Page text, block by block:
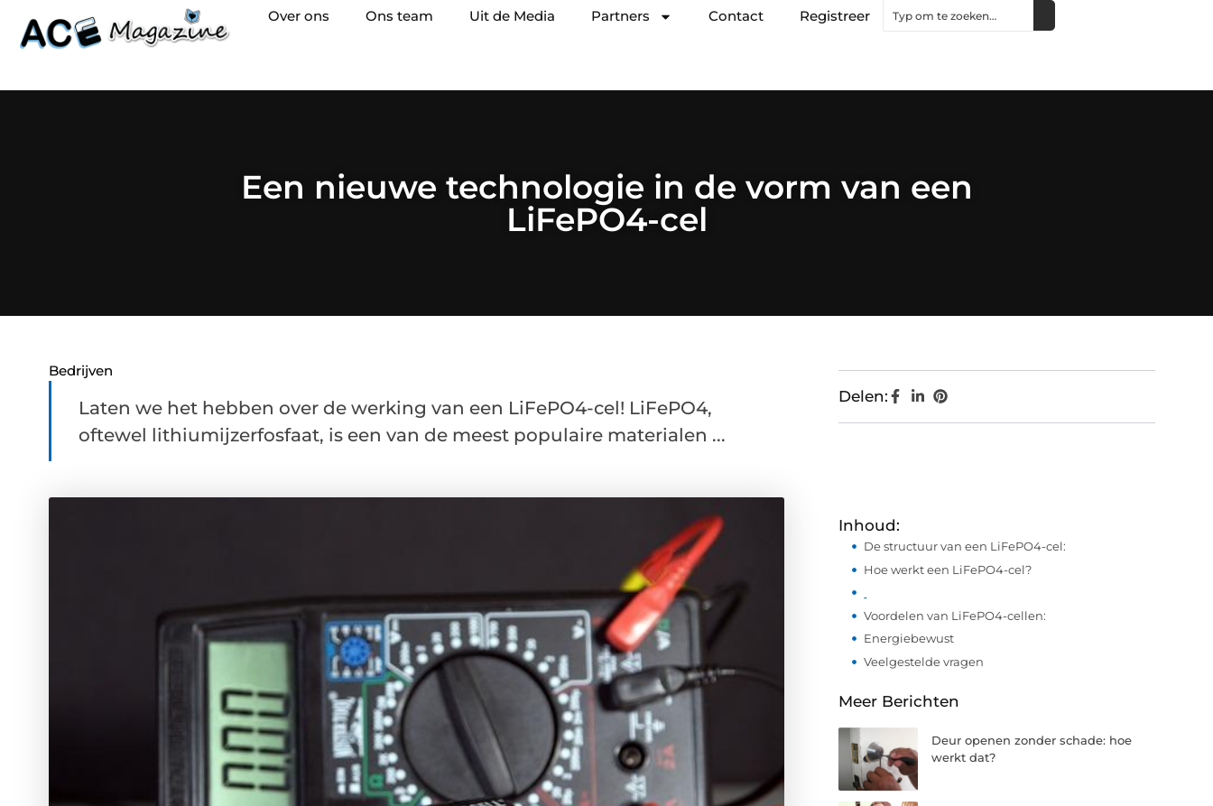
Over ons Ons team Uit de Media Partners Contact Registreer
Een nieuwe technologie in de vorm van een
LiFePO4-cel
Bedrijven
Laten we het hebben over de werking van een LiFePO4-cel! LiFePO4,
oftewel lithiumijzerfosfaat, is een van de meest populaire materialen ...
Delen:
Inhoud:
De structuur van een LiFePO4-cel:
Hoe werkt een LiFePO4-cel?
Voordelen van LiFePO4-cellen:
Energiebewust
Veelgestelde vragen
Meer Berichten
Deur openen zonder schade: hoe
werkt dat?